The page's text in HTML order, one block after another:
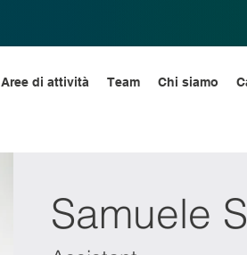
Aree di attività Team Chi siamo
Samuele